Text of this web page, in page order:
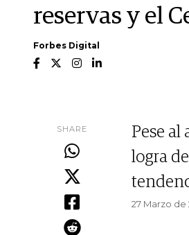
reservas y el
Forbes Digital
SHARE
Pese
logra
27 Marzo de